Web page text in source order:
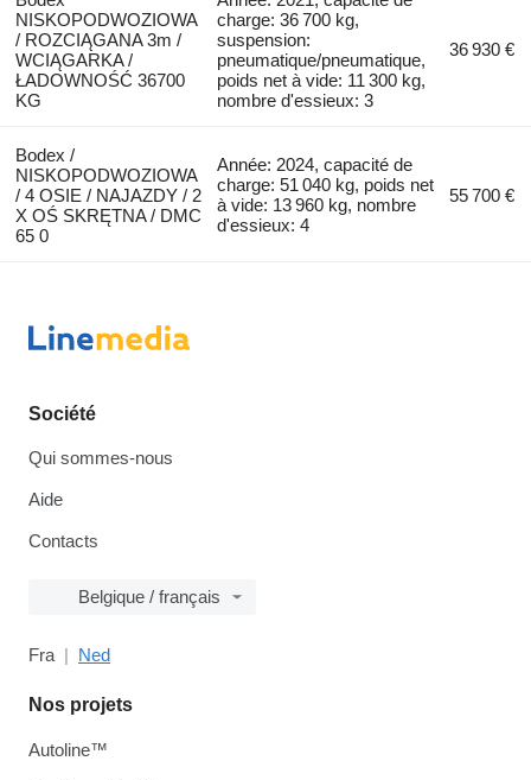
NISKOPODWOZIOWA
/ ROZCIĄGANA 3m /
WCIĄGARKA /
ŁADOWNOŚĆ 36700
KG
charge: 36 700 kg,
suspension:
pneumatique/pneumatique,
poids net à vide: 11 300 kg,
nombre d'essieux: 3
36 930 €
Bodex /
NISKOPODWOZIOWA
/ 4 OSIE / NAJAZDY / 2
X OŚ SKRĘTNA / DMC
65 0
Année: 2024, capacité de
charge: 51 040 kg, poids net
à vide: 13 960 kg, nombre
d'essieux: 4
55 700 €
Société
Qui sommes-nous
Aide
Contacts
Belgique / français
Fra Ned
Nos projets
Autoline™